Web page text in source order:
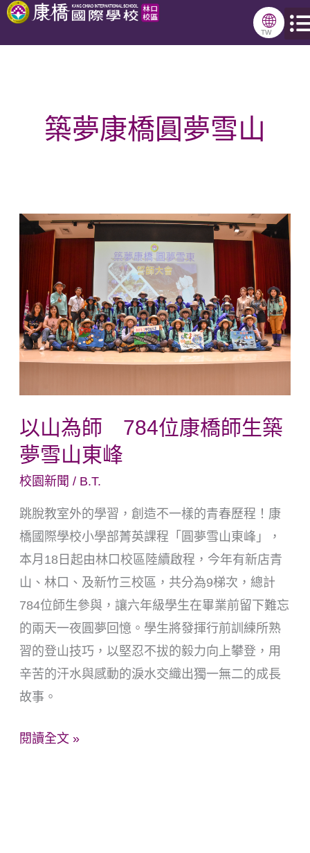
跳
🌐
TW
築夢康橋圓夢雪山
以山為師 784位康橋師生築
夢雪山東峰
校園新聞 / B.T.
跳脫教室外的學習，創造不一樣的青春歷程！康
橋國際學校小學部菁英課程「圓夢雪山東峰」，
本月18日起由林口校區陸續啟程，今年有新店青
山、林口、及新竹三校區，共分為9梯次，總計
784位師生參與，讓六年級學生在畢業前留下難忘
的兩天一夜圓夢回憶。學生將發揮行前訓練所熟
習的登山技巧，以堅忍不拔的毅力向上攀登，用
辛苦的汗水與感動的淚水交織出獨一無二的成長
故事。
以
師
784
位
康
生
築
夢
山
東
峰
閱讀全文 »